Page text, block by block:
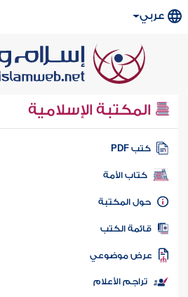
عربي
المكتبة الإسلامية
كتب PDF
كتاب الأمة
المكتبة
الكتب
موضوعي